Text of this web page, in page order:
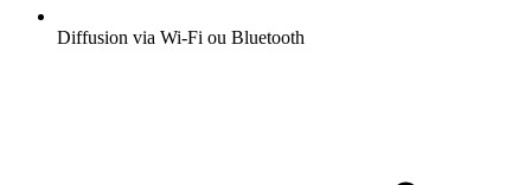
Diffusion via Wi-Fi ou Bluetooth